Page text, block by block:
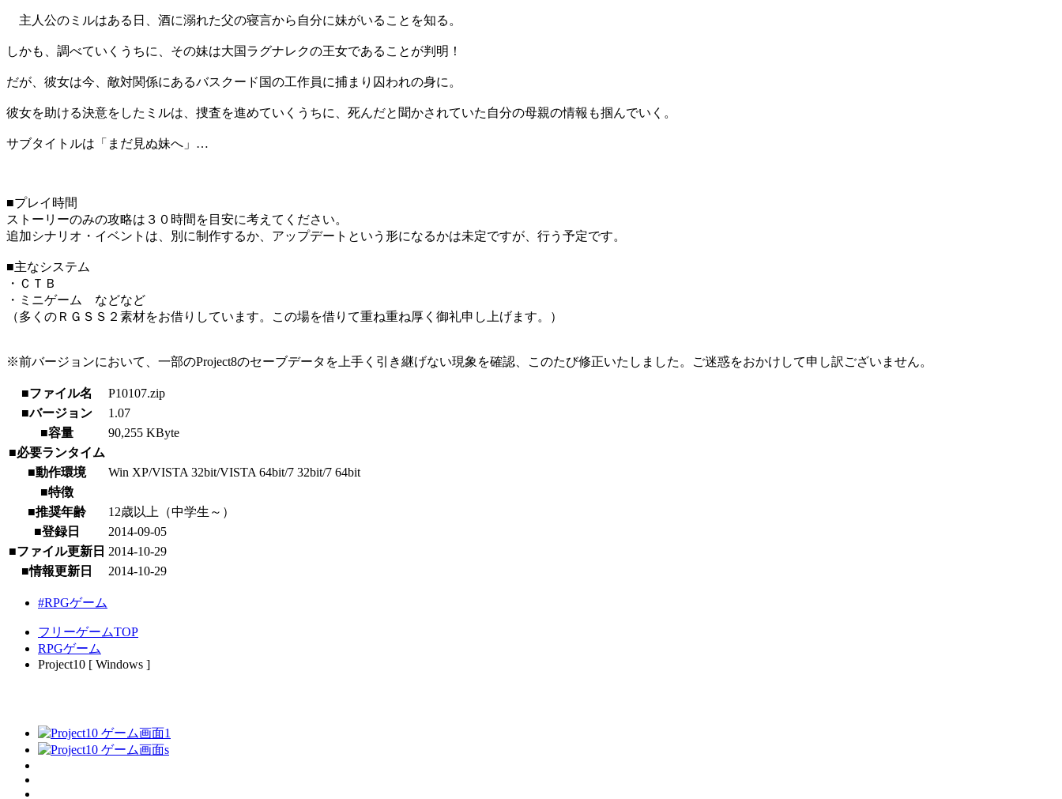
主人公のミルはある日、酒に溺れた父の寝言から自分に妹がいることを知る。
しかも、調べていくうちに、その妹は大国ラグナレクの王女であることが判明！
だが、彼女は今、敵対関係にあるバスクード国の工作員に捕まり囚われの身に。
彼女を助ける決意をしたミルは、捜査を進めていくうちに、死んだと聞かされていた自分の母親の情報も掴んでいく。
サブタイトルは「まだ見ぬ妹へ」…
■プレイ時間
ストーリーのみの攻略は３０時間を目安に考えてください。
追加シナリオ・イベントは、別に制作するか、アップデートという形になるかは未定ですが、行う予定です。
■主なシステム
・ＣＴＢ
・ミニゲーム などなど
（多くのＲＧＳＳ２素材をお借りしています。この場を借りて重ね重ね厚く御礼申し上げます。）
※前バージョンにおいて、一部のProject8のセーブデータを上手く引き継げない現象を確認、このたび修正いたしました。ご迷惑をおかけして申し訳ございません。
■ファイル名
P10107.zip
■バージョン
1.07
■容量
90,255 KByte
■必要ランタイム
■動作環境
Win XP/VISTA 32bit/VISTA 64bit/7 32bit/7 64bit
■特徴
■推奨年齢
12歳以上（中学生～）
■登録日
2014-09-05
■ファイル更新日 2014-10-29
■情報更新日
2014-10-29
#RPGゲーム
フリーゲームTOP
RPGゲーム
Project10 [ Windows ]